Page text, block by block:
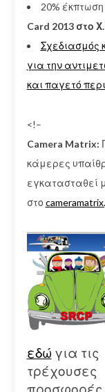
20% έκπτωση
Card 2013 στο
Σχεδιασμός
για την
και παγετό
<!–
Camera Matrix:
κάμερες
εγκατασταθεί
στο
εδώ για τις
τρέχουσες
προσφορές